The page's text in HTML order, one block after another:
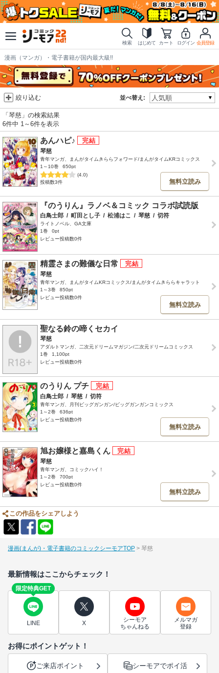
検索 はじめて カート ログイン 会員登録
漫画（マンガ）・電子書籍が国内最大級!!
並べ替え:
絞り込む
「琴慈」の検索結果
6件中 1～6件を表示
あんハピ♪
琴慈
青年マンガ、まんがタイムきららフォワード/まんがタイムKRコミックス
1～10巻
650pt
(4.0)
投稿数3件
無料立読み
『のうりん』ラノベ＆コミック コラボ試読版
白鳥士郎 / 町田とし子 / 松浦はこ / 琴慈 / 切符
ライトノベル、GA文庫
1巻
0pt
レビュー投稿数0件
精霊さまの難儀な日常
琴慈
青年マンガ、まんがタイムKRコミックス/まんがタイムきららキャラット
1～3巻
850pt
レビュー投稿数0件
無料立読み
聖なる鈴の啼くセカイ
琴慈
アダルトマンガ、二次元ドリームマガジン/二次元ドリームコミックス
1巻
1,100pt
レビュー投稿数0件
のうりん プチ
白鳥士郎 / 琴慈 / 切符
青年マンガ、月刊ビッグガンガン/ビッグガンガンコミックス
1～2巻
636pt
レビュー投稿数0件
無料立読み
旭お嬢様と嘉島くん
琴慈
青年マンガ、コミックハイ！
1～2巻
700pt
レビュー投稿数0件
無料立読み
この作品をシェアしよう
漫画(まんが)・電子書籍のコミックシーモアTOP 琴慈
最新情報はここからチェック！
限定特典GET
LINE X
シーモア
ちゃんねる
メルマガ
登録
お得にポイントゲット！
ご来店ポイント シーモアでポイ活